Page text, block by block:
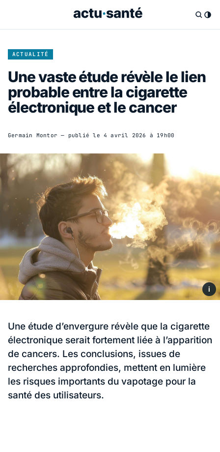
ACTUALITÉ
Une vaste étude révèle le lien
probable entre la cigarette
électronique et le cancer
Germain Montor — publié le 4 avril 2026 à 19h00
i
Une étude d’envergure révèle que la cigarette
électronique serait fortement liée à l’apparition
de cancers. Les conclusions, issues de
recherches approfondies, mettent en lumière
les risques importants du vapotage pour la
santé des utilisateurs.